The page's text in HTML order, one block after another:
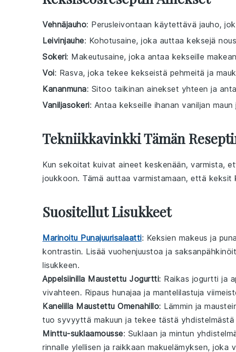
Vehnäjauho: Perusleivontaan käytettävä jauho,
Leivinjauhe: Kohotusaine, joka auttaa keksejä
Sokeri: Makeutusaine, joka antaa kekseille
Voi: Rasva, joka tekee kekseistä pehmeitä ja
Kananmuna: Sitoo taikinan ainekset yhteen ja
Vaniljasokeri: Antaa kekseille ihanan vaniljan maun
Tekniikkavinkki Tämän
Kun sekoitat kuivat aineet keskenään, varmista,
joukkoon. Tämä auttaa varmistamaan, että keksit
Suositellut Lisukkeet
Marinoitu Punajuurisalaatti: Keksien makeus ja
kontrastin. Lisää vuohenjuustoa ja
lisukkeen.
Appelsiinilla Maustettu Jogurtti: Raikas jogurtti ja
vivahteen. Ripaus hunajaa ja mantelilastuja
Kanelilla Maustettu Omenahillo: Lämmin ja
tuo syvyyttä makuun ja tekee tästä
Minttu-suklaamousse: Suklaan ja mintun
rinnalle ylellisen ja raikkaan makuelämyksen, joka